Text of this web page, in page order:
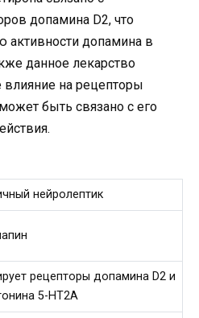
допамина D2, что
допамина в
данное лекарство
на рецепторы
быть связано с его
нейролептик
рецепторы допамина D2 и
5-HT2A